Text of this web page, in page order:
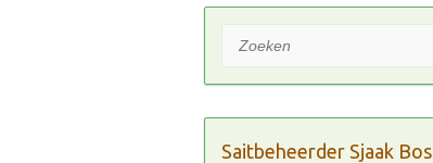
Zoeken
Saitbeheerder Sjaak Bos